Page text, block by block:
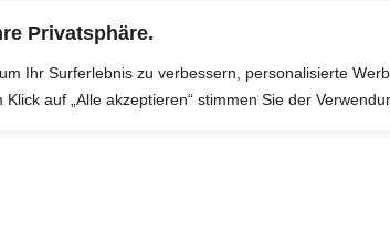
Privatsphäre.
Ihr Surferlebnis zu verbessern, personalisierte
Klick auf „Alle akzeptieren“ stimmen Sie der
526 Selbsthilfe e.V.